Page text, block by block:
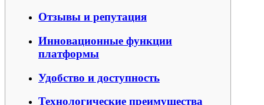
Отзывы и репутация
Инновационные функции
платформы
Удобство и доступность
Технологические преимущества